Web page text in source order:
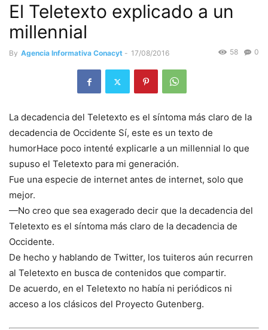
El Teletexto explicado a un
millennial
By Agencia Informativa Conacyt - 17/08/2016 0
58
La decadencia del Teletexto es el síntoma más claro de la
decadencia de Occidente Sí, este es un texto de
humorHace poco intenté explicarle a un millennial lo que
supuso el Teletexto para mi generación.
Fue una especie de internet antes de internet, solo que
mejor.
—No creo que sea exagerado decir que la decadencia del
Teletexto es el síntoma más claro de la decadencia de
Occidente.
De hecho y hablando de Twitter, los tuiteros aún recurren
al Teletexto en busca de contenidos que compartir.
De acuerdo, en el Teletexto no había ni periódicos ni
acceso a los clásicos del Proyecto Gutenberg.